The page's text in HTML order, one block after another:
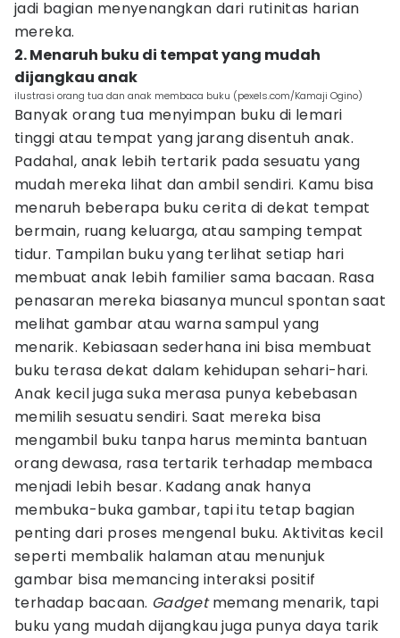
jadi bagian menyenangkan dari rutinitas harian
mereka.
2. Menaruh buku di tempat yang mudah
dijangkau anak
ilustrasi orang tua dan anak membaca buku (pexels.com/Kamaji Ogino)
Banyak orang tua menyimpan buku di lemari
tinggi atau tempat yang jarang disentuh anak.
Padahal, anak lebih tertarik pada sesuatu yang
mudah mereka lihat dan ambil sendiri. Kamu bisa
menaruh beberapa buku cerita di dekat tempat
bermain, ruang keluarga, atau samping tempat
tidur. Tampilan buku yang terlihat setiap hari
membuat anak lebih familier sama bacaan. Rasa
penasaran mereka biasanya muncul spontan saat
melihat gambar atau warna sampul yang
menarik. Kebiasaan sederhana ini bisa membuat
buku terasa dekat dalam kehidupan sehari-hari.
Anak kecil juga suka merasa punya kebebasan
memilih sesuatu sendiri. Saat mereka bisa
mengambil buku tanpa harus meminta bantuan
orang dewasa, rasa tertarik terhadap membaca
menjadi lebih besar. Kadang anak hanya
membuka-buka gambar, tapi itu tetap bagian
penting dari proses mengenal buku. Aktivitas kecil
seperti membalik halaman atau menunjuk
gambar bisa memancing interaksi positif
terhadap bacaan. Gadgetmemang menarik, tapi
buku yang mudah dijangkau juga punya daya tarik